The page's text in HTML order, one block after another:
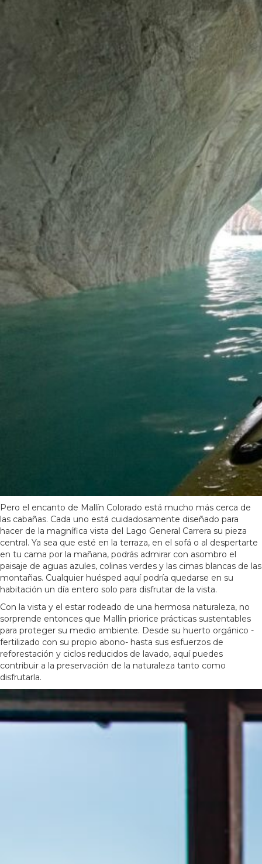
Pero el encanto de Mallín Colorado está mucho más cerca de
las cabañas. Cada uno está cuidadosamente diseñado para
hacer de la magnífica vista del Lago General Carrera su pieza
central. Ya sea que esté en la terraza, en el sofá o al despertarte
en tu cama por la mañana, podrás admirar con asombro el
paisaje de aguas azules, colinas verdes y las cimas blancas de las
montañas. Cualquier huésped aquí podría quedarse en su
habitación un día entero solo para disfrutar de la vista.
Con la vista y el estar rodeado de una hermosa naturaleza, no
sorprende entonces que Mallín priorice prácticas sustentables
para proteger su medio ambiente. Desde su huerto orgánico -
fertilizado con su propio abono- hasta sus esfuerzos de
reforestación y ciclos reducidos de lavado, aquí puedes
contribuir a la preservación de la naturaleza tanto como
disfrutarla.